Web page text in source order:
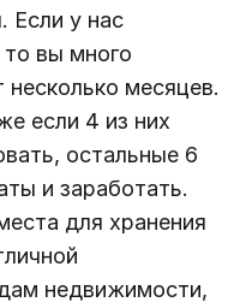
Если у нас
вы много
несколько месяцев.
если 4 из них
остальные 6
и заработать.
для хранения
недвижимости,